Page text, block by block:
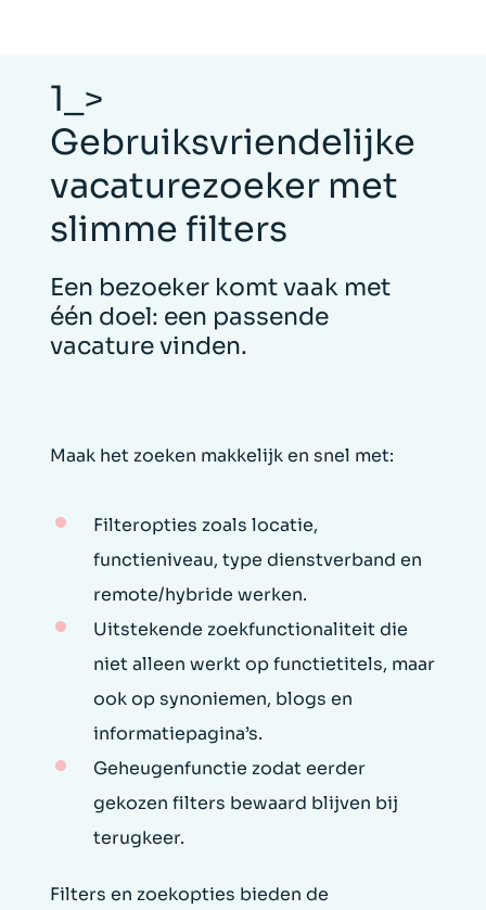
1_>
Gebruiksvriendelijke
vacaturezoeker met
slimme filters
Een bezoeker komt vaak met
één doel: een passende
vacature vinden.
Maak het zoeken makkelijk en snel met:
Filteropties zoals locatie,
functieniveau, type dienstverband en
remote/hybride werken.
Uitstekende zoekfunctionaliteit die
niet alleen werkt op functietitels, maar
ook op synoniemen, blogs en
informatiepagina’s.
Geheugenfunctie zodat eerder
gekozen filters bewaard blijven bij
terugkeer.
Filters en zoekopties bieden de